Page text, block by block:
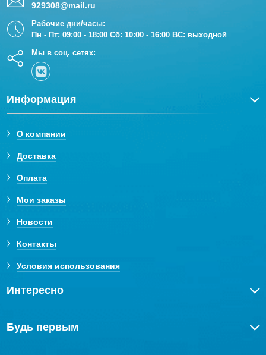
929308@mail.ru
Рабочие дни/часы:
Пн - Пт: 09:00 - 18:00 Сб: 10:00 - 16:00 ВС: выходной
Мы в соц. сетях:
Информация
О компании
Доставка
Оплата
Мои заказы
Новости
Контакты
Условия использования
Интересно
Будь первым